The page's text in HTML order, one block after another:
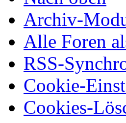
Archiv-
Alle Foren
RSS-
Cookie-
Cookies-